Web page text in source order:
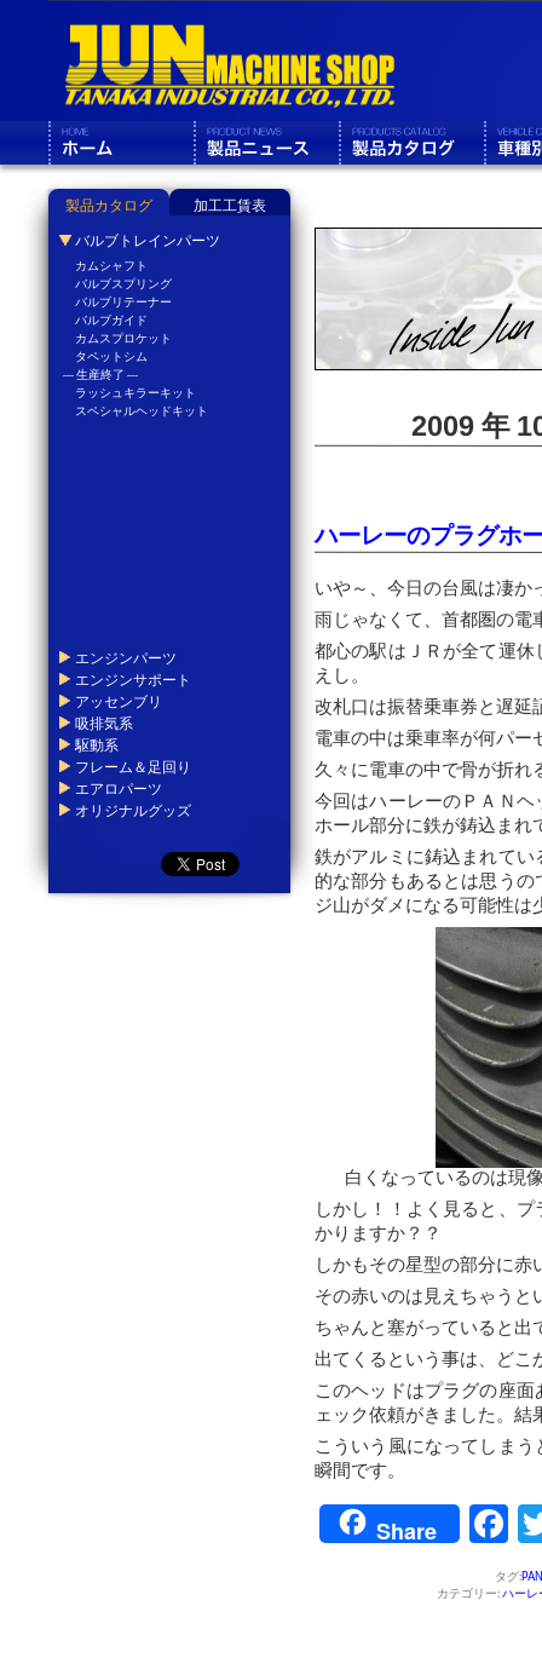
2009 年
ハーレーのプラグホ
いや～、今日の台風は凄か
雨じゃなくて、首都圏の
都心の駅はＪＲが全て運
えし。
改札口は振替乗車券と遅
電車の中は乗車率が何パー
久々に電車の中で骨が折れ
今回はハーレーのＰＡＮ
ホール部分に鉄が鋳込まれ
鉄がアルミに鋳込まれて
的な部分もあるとは思う
ジ山がダメになる可能性は
白くなっているのは現
しかし！！よく見ると、
かりますか？？
しかもその星型の部分に赤
その赤いのは見えちゃう
ちゃんと塞がっていると出
出てくるという事は、どこ
このヘッドはプラグの座
ェック依頼がきました。
こういう風になってしま
瞬間です。
Share
タグ:PAN
カテゴリー:ハーレ
製品カタログ 加工工賃表
バルブトレインパーツ
カムシャフト
バルブスプリング
バルブリテーナー
バルブガイド
カムスプロケット
タペットシム
--- 生産終了 ---
ラッシュキラーキット
スペシャルヘッドキット
エンジンパーツ
エンジンサポート
アッセンブリ
吸排気系
駆動系
フレーム＆足回り
エアロパーツ
オリジナルグッズ